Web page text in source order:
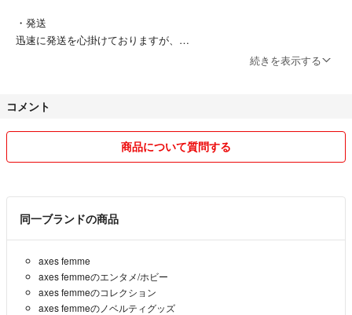
・発送
迅速に発送を心掛けておりますが、
即対応でない事へのクレームご遠慮願います。
・出品
ーズパーツ、服などの出品が多いです。
きれいに保管していたものが多いですが経年劣化などもあったりしま
できるだけサイズ・状態を記載しています。
一度に多く出品することもあるので、サイズや状態を書き忘れることが
あります。
続きを表示する
コメント
商品について質問する
同一ブランドの商品
axes femme
axes femmeのエンタメ/ホビー
axes femmeのコレクション
axes femmeのノベルティグッズ